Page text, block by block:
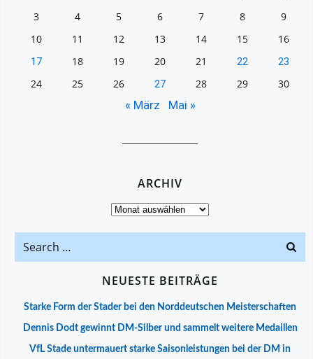
3
4 5 6 7 8
9
10
11 12 13 14 15 16
17 18 19 20 21 22 23
24 25 26 27 28 29 30
« März Mai »
ARCHIV
Archiv
Search
for:
NEUESTE BEITRÄGE
Starke Form der Stader bei den Norddeutschen Meisterschaften
Dennis Dodt gewinnt DM-Silber und sammelt weitere Medaillen
VfL Stade untermauert starke Saisonleistungen bei der DM in